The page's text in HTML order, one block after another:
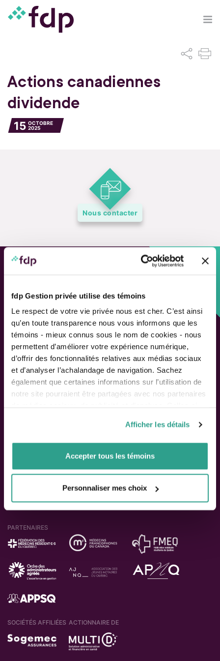
fdp Gestion privée utilise des témoins
Le respect de votre vie privée nous est cher. C’est ainsi
qu’en toute transparence nous vous informons que les
témoins - mieux connus sous le nom de cookies - nous
permettent d’améliorer votre expérience numérique,
d’offrir des fonctionnalités relatives aux médias sociaux
et d’analyser l’achalandage de navigation. Sachez
également que certaines informations sur l’utilisation de
notre site pourraient être partagées avec nos partenaires
vous leur auriez fournies ou qu’ils auraient collectées lors
de votre utilisation de leurs services.
Afficher les détails
Accepter tous les témoins
Personnaliser mes choix
Actions canadiennes
dividende
15 OCTOBRE
2025
Nous contacter
Solutions adaptées.
LIENS RAPIDES
Outils de rendement
Calcul de performance
Publications
Parler à un conseiller
PARTENAIRES
SOCIÉTÉS AFFILIÉES ACTIONNAIRE DE